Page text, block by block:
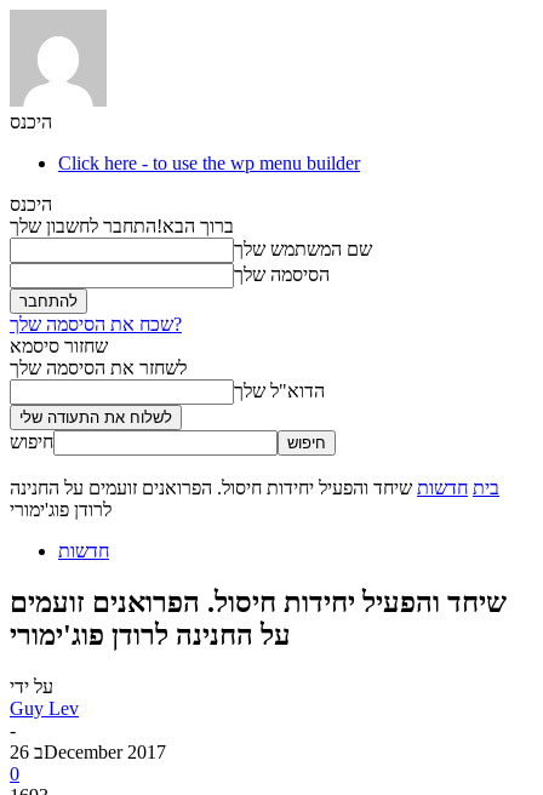
היכנס
Click here - to use the wp menu builder
היכנס
ברוך הבא!התחבר לחשבון שלך
שם המשתמש שלך
הסיסמה שלך
שכח את הסיסמה שלך?
שחזור סיסמא
לשחזר את הסיסמה שלך
הדוא"ל שלך
חיפוש
בית חדשות שיחד והפעיל יחידות חיסול. הפרואנים זועמים על החנינה
לרודן פוג'ימורי
חדשות
שיחד והפעיל יחידות חיסול. הפרואנים זועמים
על החנינה לרודן פוג'ימורי
על ידי
Guy Lev
-
26 בDecember 2017
0